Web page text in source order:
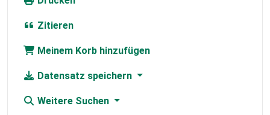
Zitieren
Meinem Korb hinzufügen
Datensatz speichern
Weitere Suchen